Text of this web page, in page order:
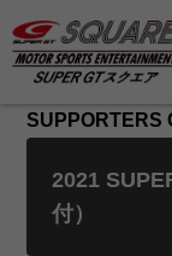
SUPPORTERS
2021
付）